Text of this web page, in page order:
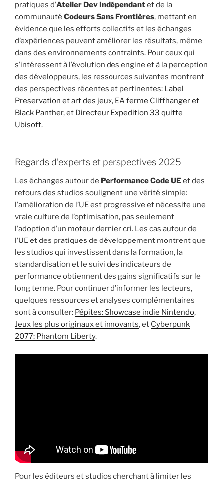
pratiques d’Atelier Dev Indépendantet de la
communauté Codeurs Sans Frontières, mettant en
évidence que les efforts collectifs et les échanges
d’expériences peuvent améliorer les résultats, même
dans des environnements contraints. Pour ceux qui
s’intéressent à l’évolution des engine et à la perception
des développeurs, les ressources suivantes montrent
des perspectives récentes et pertinentes: Label
Preservation et art des jeux, EA ferme Cliffhanger et
Black Panther, et Directeur Expedition 33 quitte
Ubisoft.
Regards d’experts et perspectives 2025
Les échanges autour de Performance Code UEet des
retours des studios soulignent une vérité simple:
l’amélioration de l’UE est progressive et nécessite une
vraie culture de l’optimisation, pas seulement
l’adoption d’un moteur dernier cri. Les cas autour de
l’UE et des pratiques de développement montrent que
les studios qui investissent dans la formation, la
standardisation et le suivi des indicateurs de
performance obtiennent des gains significatifs sur le
long terme. Pour continuer d’informer les lecteurs,
quelques ressources et analyses complémentaires
sont à consulter: Pépites: Showcase indie Nintendo,
Jeux les plus originaux et innovants, et Cyberpunk
2077: Phantom Liberty.
Pour les éditeurs et studios cherchant à limiter les